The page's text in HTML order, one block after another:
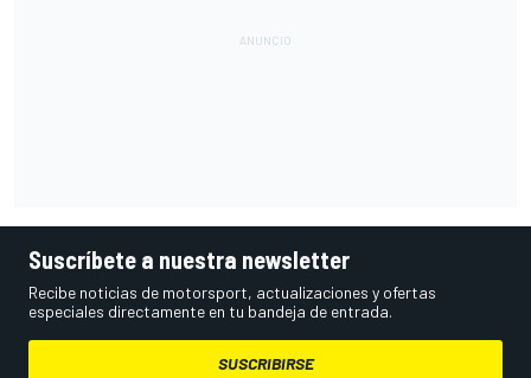
Suscríbete a nuestra newsletter
Recibe noticias de motorsport, actualizaciones y ofertas
especiales directamente en tu bandeja de entrada.
SUSCRIBIRSE